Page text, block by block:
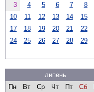
3
4 5 6 7 8
10
11 12 13 14 15
17
18 19 20 21 22
24
25 26 27 28 29
липень
Пн
Вт Ср Чт Пт Сб